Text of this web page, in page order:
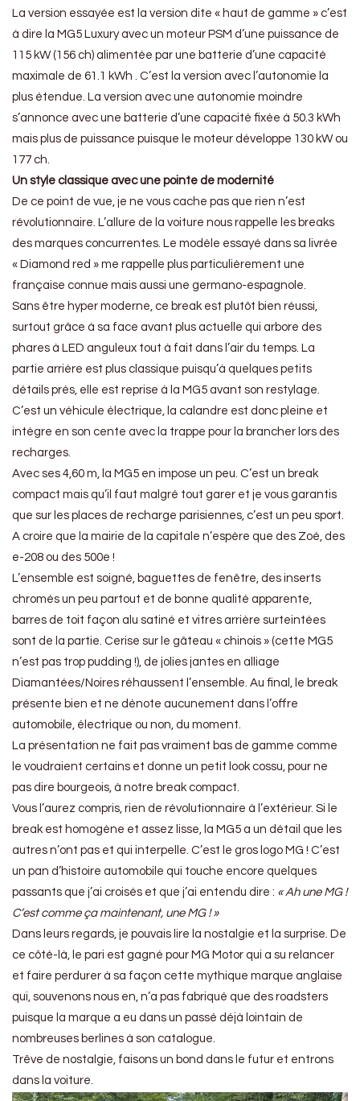
La version essayée est la version dite « haut de gamme » c’est
à dire la MG5 Luxury avec un moteur PSM d’une puissance de
115 kW (156 ch) alimentée par une batterie d’une capacité
maximale de 61.1 kWh . C’est la version avec l’autonomie la
plus étendue. La version avec une autonomie moindre
s’annonce avec une batterie d’une capacité fixée à 50.3 kWh
mais plus de puissance puisque le moteur développe 130 kW ou
177 ch.
Un style classique avec une pointe de modernité
De ce point de vue, je ne vous cache pas que rien n’est
révolutionnaire. L’allure de la voiture nous rappelle les breaks
des marques concurrentes. Le modèle essayé dans sa livrée
« Diamond red » me rappelle plus particulièrement une
française connue mais aussi une germano-espagnole.
Sans être hyper moderne, ce break est plutôt bien réussi,
surtout grâce à sa face avant plus actuelle qui arbore des
phares à LED anguleux tout à fait dans l’air du temps. La
partie arrière est plus classique puisqu’à quelques petits
détails près, elle est reprise à la MG5 avant son restylage.
C’est un véhicule électrique, la calandre est donc pleine et
intègre en son cente avec la trappe pour la brancher lors des
recharges.
Avec ses 4,60 m, la MG5 en impose un peu. C’est un break
compact mais qu’il faut malgré tout garer et je vous garantis
que sur les places de recharge parisiennes, c’est un peu sport.
A croire que la mairie de la capitale n’espère que des Zoé, des
e-208 ou des 500e !
L’ensemble est soigné, baguettes de fenêtre, des inserts
chromés un peu partout et de bonne qualité apparente,
barres de toit façon alu satiné et vitres arrière surteintées
sont de la partie. Cerise sur le gâteau « chinois » (cette MG5
n’est pas trop pudding !), de jolies jantes en alliage
Diamantées/Noires réhaussent l’ensemble. Au final, le break
présente bien et ne dénote aucunement dans l’offre
automobile, électrique ou non, du moment.
La présentation ne fait pas vraiment bas de gamme comme
le voudraient certains et donne un petit look cossu, pour ne
pas dire bourgeois, à notre break compact.
Vous l’aurez compris, rien de révolutionnaire à l’extérieur. Si le
break est homogène et assez lisse, la MG5 a un détail que les
autres n’ont pas et qui interpelle. C’est le gros logo MG ! C’est
un pan d’histoire automobile qui touche encore quelques
passants que j’ai croisés et que j’ai entendu dire : « Ah une MG !
C’est comme ça maintenant, une MG ! »
Dans leurs regards, je pouvais lire la nostalgie et la surprise. De
ce côté-là, le pari est gagné pour MG Motor qui a su relancer
et faire perdurer à sa façon cette mythique marque anglaise
qui, souvenons nous en, n’a pas fabriqué que des roadsters
puisque la marque a eu dans un passé déjà lointain de
nombreuses berlines à son catalogue.
Trêve de nostalgie, faisons un bond dans le futur et entrons
dans la voiture.